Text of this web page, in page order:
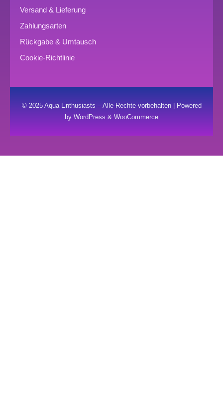
Versand & Lieferung
Zahlungsarten
Rückgabe & Umtausch
Cookie-Richtlinie
© 2025 Aqua Enthusiasts – Alle Rechte vorbehalten | Powered
by WordPress & WooCommerce